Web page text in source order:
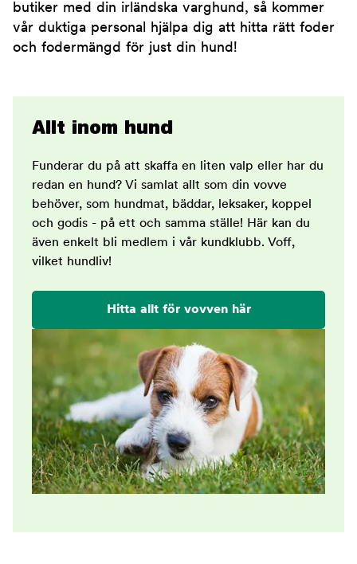
butiker med din irländska varghund, så kommer
vår duktiga personal hjälpa dig att hitta rätt foder
och fodermängd för just din hund!
Allt inom hund
Funderar du på att skaffa en liten valp eller har du
redan en hund? Vi samlat allt som din vovve
behöver, som hundmat, bäddar, leksaker, koppel
och godis - på ett och samma ställe! Här kan du
även enkelt bli medlem i vår kundklubb. Voff,
vilket hundliv!
Hitta allt för vovven här